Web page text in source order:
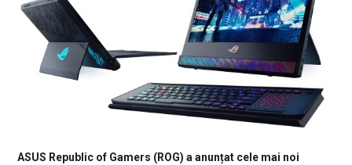
ASUS Republic of Gamers (ROG) a anunțat cele mai noi